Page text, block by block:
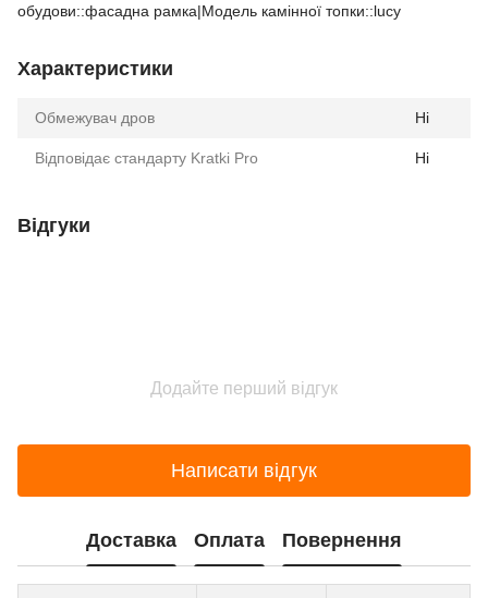
обудови::фасадна рамка|Модель камінної топки::lucy
Характеристики
Обмежувач дров Ні
Відповідає стандарту Kratki Pro Ні
Відгуки
Додайте перший відгук
Написати відгук
Доставка Оплата Повернення